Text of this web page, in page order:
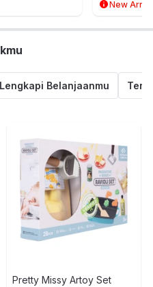
- Hijau/Putih
New
Lengkapi Belanjaanmu
Pretty Missy Artoy Set